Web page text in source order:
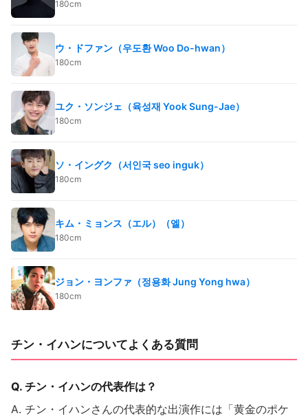
180cm
ウ・ドファン（우도환 Woo Do-hwan）
180cm
ユク・ソンジェ（육성재 Yook Sung-Jae）
180cm
ソ・イングク（서인국 seo inguk）
180cm
キム・ミョンス（エル）（엘）
180cm
ジョン・ヨンファ（정용화 Jung Yong hwa）
180cm
チン・イハンについてよくある質問
Q. チン・イハンの代表作は？
A. チン・イハンさんの代表的な出演作には「黄金のポケ